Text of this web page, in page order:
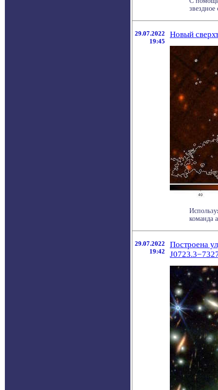
29.07.2022
19:45
Новый
команда
29.07.2022
19:42
Построена